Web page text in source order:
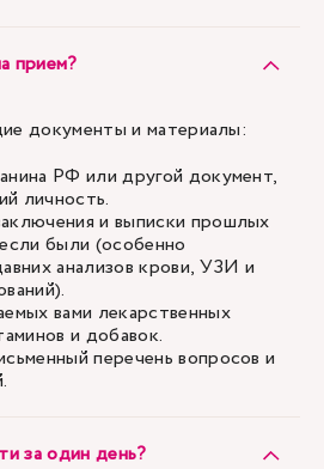
прием?
документы и материалы:
РФ или другой документ,
личность.
и выписки прошлых
были (особенно
анализов крови, УЗИ и
вами лекарственных
и добавок.
перечень вопросов и
за один день?